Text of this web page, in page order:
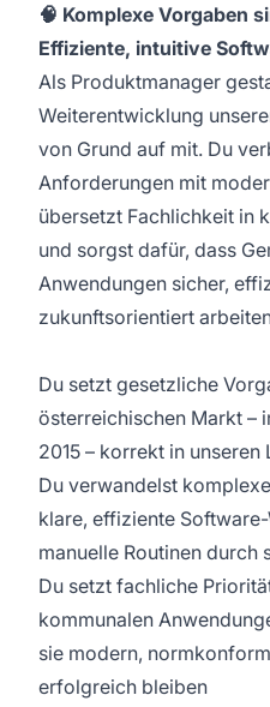
🧠 Komplexe Vorgaben
Effiziente, intuitive
Als Produktmanager
Weiterentwicklung
von Grund auf mit. Du
Anforderungen mit
übersetzt Fachlichkeit in
und sorgst dafür, dass
Anwendungen sicher,
zukunftsorientiert
Du setzt gesetzliche
österreichischen Markt –
2015 – korrekt in unseren
Du verwandelst
klare, effiziente
manuelle Routinen durch
Du setzt fachliche
kommunalen
sie modern,
erfolgreich bleiben